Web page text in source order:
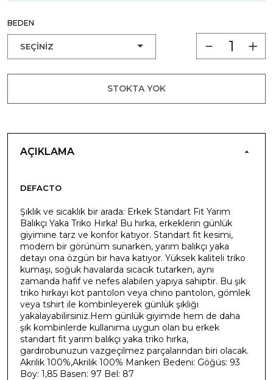
BEDEN
STOKTA YOK
AÇIKLAMA
DEFACTO
Şıklık ve sıcaklık bir arada: Erkek Standart Fit Yarım
Balıkçı Yaka Triko Hırka! Bu hırka, erkeklerin günlük
giyimine tarz ve konfor katıyor. Standart fit kesimi,
modern bir görünüm sunarken, yarım balıkçı yaka
detayı ona özgün bir hava katıyor. Yüksek kaliteli triko
kumaşı, soğuk havalarda sıcacık tutarken, aynı
zamanda hafif ve nefes alabilen yapıya sahiptir. Bu şık
triko hırkayı kot pantolon veya chino pantolon, gömlek
veya tshirt ile kombinleyerek günlük şıklığı
yakalayabilirsiniz.Hem günlük giyimde hem de daha
şık kombinlerde kullanıma uygun olan bu erkek
standart fit yarım balıkçı yaka triko hırka,
gardırobunuzun vazgeçilmez parçalarından biri olacak.
Akrilik 100%,Akrilik 100% Manken Bedeni: Göğüs: 93
Boy: 1,85 Basen: 97 Bel: 87